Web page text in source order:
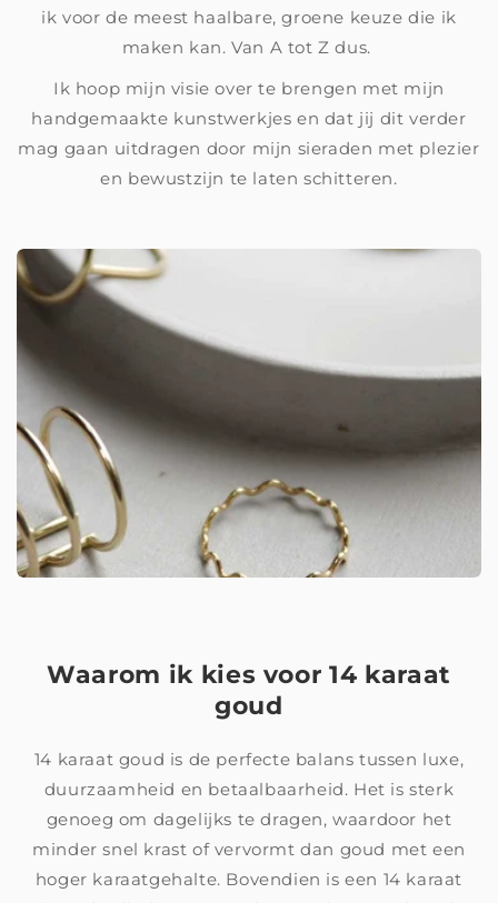
ik voor de meest haalbare, groene keuze die ik
maken kan. Van A tot Z dus.
Ik hoop mijn visie over te brengen met mijn
handgemaakte kunstwerkjes en dat jij dit verder
mag gaan uitdragen door mijn sieraden met plezier
en bewustzijn te laten schitteren.
Waarom ik kies voor 14 karaat
goud
14 karaat goud is de perfecte balans tussen luxe,
duurzaamheid en betaalbaarheid. Het is sterk
genoeg om dagelijks te dragen, waardoor het
minder snel krast of vervormt dan goud met een
hoger karaatgehalte. Bovendien is een 14 karaat